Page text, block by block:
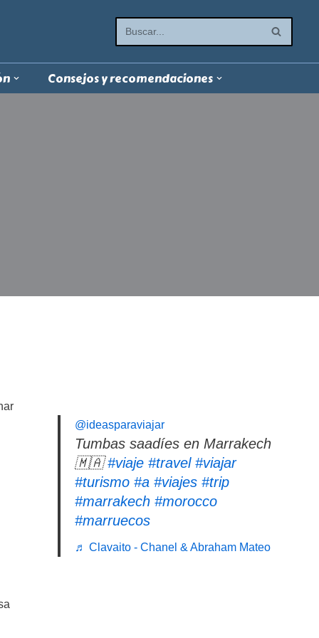
Consejos y recomendaciones
@ideasparaviajar
Tumbas saadíes en Marrakech
🇲🇦#viaje #travel #viajar
#turismo #a #viajes #trip
#marrakech #morocco
#marruecos
♬ Clavaito - Chanel & Abraham Mateo